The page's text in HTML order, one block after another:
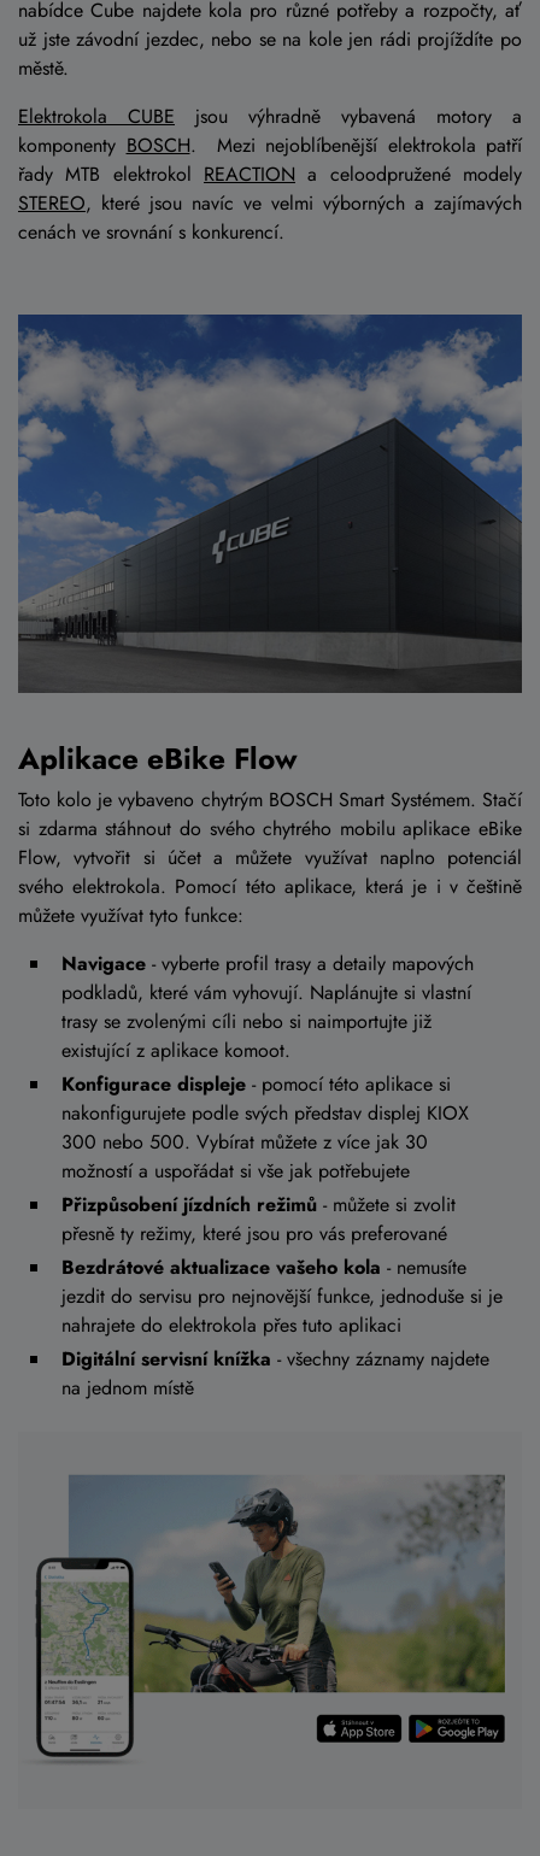
nabídce Cube najdete kola pro různé potřeby a rozpočty, ať
už jste závodní jezdec, nebo se na kole jen rádi projíždíte po
městě.
Elektrokola CUBE jsou výhradně vybavená motory a
komponenty BOSCH. Mezi nejoblíbenější elektrokola patří
řady MTB elektrokol REACTION a celoodpružené modely
STEREO, které jsou navíc ve velmi výborných a zajímavých
cenách ve srovnání s konkurencí.
Aplikace eBike Flow
Toto kolo je vybaveno chytrým BOSCH Smart Systémem. Stačí
si zdarma stáhnout do svého chytrého mobilu aplikace eBike
Flow, vytvořit si účet a můžete využívat naplno potenciál
svého elektrokola. Pomocí této aplikace, která je i v češtině
můžete využívat tyto funkce:
Navigace - vyberte profil trasy a detaily mapových
podkladů, které vám vyhovují. Naplánujte si vlastní
trasy se zvolenými cíli nebo si naimportujte již
existující z aplikace komoot.
Konfigurace displeje - pomocí této aplikace si
nakonfigurujete podle svých představ displej KIOX
300 nebo 500. Vybírat můžete z více jak 30
možností a uspořádat si vše jak potřebujete
Přizpůsobení jízdních režimů - můžete si zvolit
přesně ty režimy, které jsou pro vás preferované
Bezdrátové aktualizace vašeho kola - nemusíte
jezdit do servisu pro nejnovější funkce, jednoduše si je
nahrajete do elektrokola přes tuto aplikaci
Digitální servisní knížka - všechny záznamy najdete
na jednom místě